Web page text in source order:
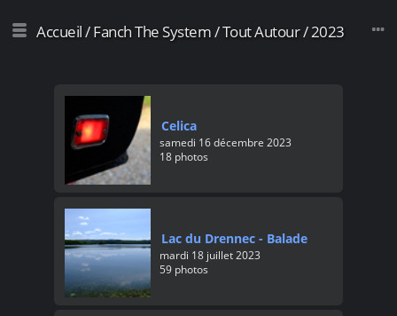
Accueil/Fanch The System/Tout Autour/2023
Celica
samedi 16 décembre 2023
18 photos
Lac du Drennec - Balade
mardi 18 juillet 2023
59 photos